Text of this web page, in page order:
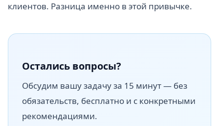
клиентов. Разница именно в этой привычке.
Остались вопросы?
Обсудим вашу задачу за 15 минут — без
обязательств, бесплатно и с конкретными
рекомендациями.